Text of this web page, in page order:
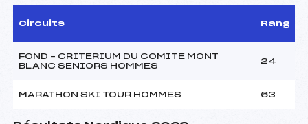
Circuits Rang
FOND – CRITERIUM DU COMITE MONT
BLANC SENIORS HOMMES
24
MARATHON SKI TOUR HOMMES 63